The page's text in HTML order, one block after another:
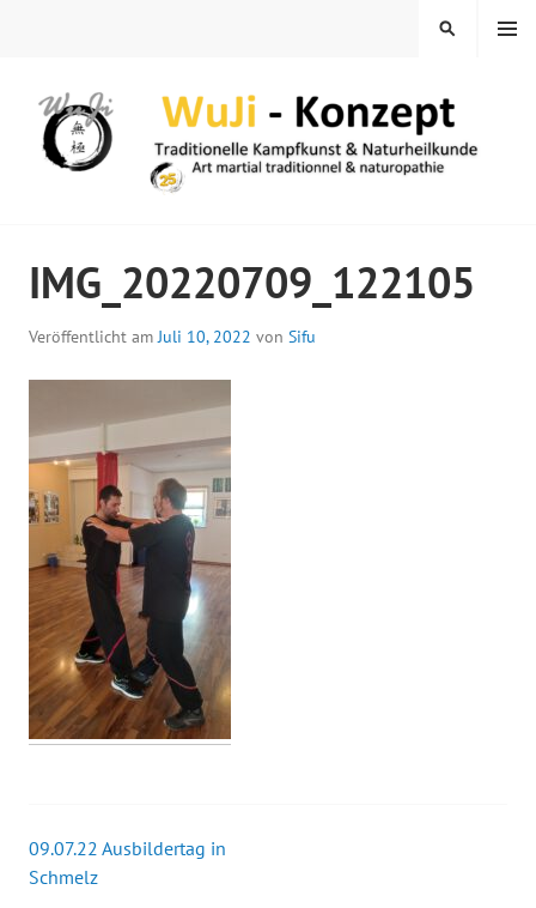
MENÜ
SUCHEN
IMG_20220709_122105
Veröffentlicht amJuli 10, 2022 von Sifu
Beitrags-
09.07.22 Ausbildertag in
Schmelz